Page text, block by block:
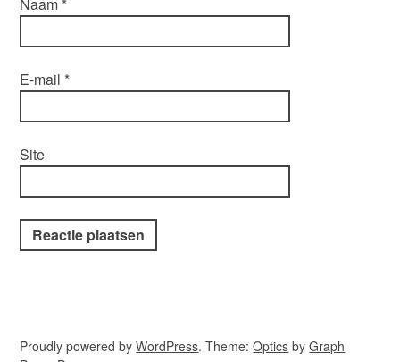
Naam *
E-mail *
Site
Proudly powered byWordPress. Theme:Optics byGraph